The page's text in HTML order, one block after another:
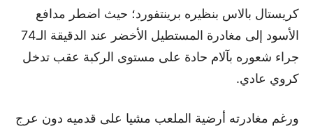
كريستال بالاس بنظيره برينتفورد؛ حيث اضطر مدافع
الأسود إلى مغادرة المستطيل الأخضر عند الدقيقة الـ74
جراء شعوره بآلام حادة على مستوى الركبة عقب تدخل
كروي عادي.
ورغم مغادرته أرضية الملعب مشيا على قدميه دون عرج